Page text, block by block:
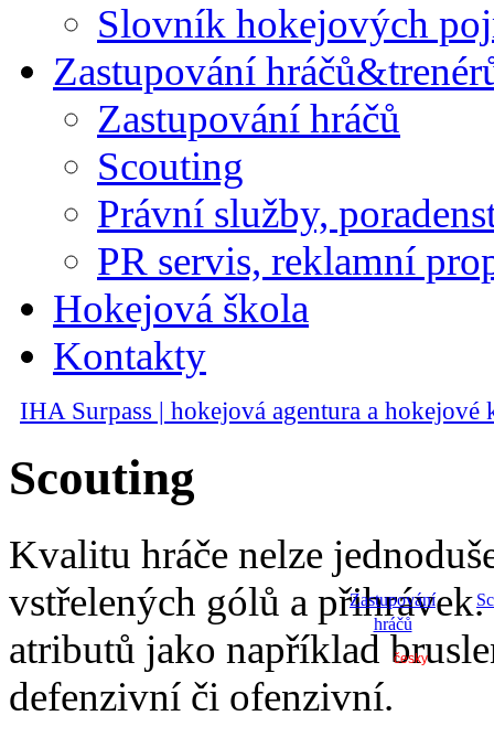
Slovník hokejových
Zastupování
Zastupování hráčů
Scouting
Právní služby,
PR servis, reklamní
Hokejová škola
Kontakty
IHA Surpass | hokejová agentura a hokejové
Zastupování
hráčů
Scouting
Kvalitu hráče nelze
vstřelených gólů a
atributů jako například
defenzivní či ofenzivní.